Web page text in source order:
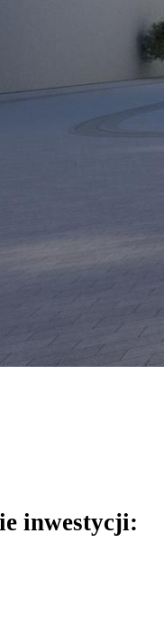
inwestycji: